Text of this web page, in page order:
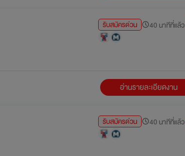
รับสมัครด่วน 40 นาทีที่แล้ว
อ่านรายละเอียดงาน
รับสมัครด่วน 40 นาทีที่แล้ว